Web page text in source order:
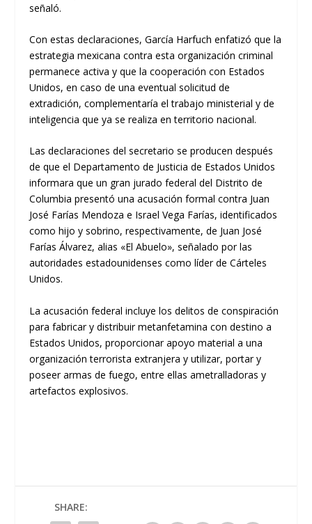
señaló.
Con estas declaraciones, García Harfuch enfatizó que la
estrategia mexicana contra esta organización criminal
permanece activa y que la cooperación con Estados
Unidos, en caso de una eventual solicitud de
extradición, complementaría el trabajo ministerial y de
inteligencia que ya se realiza en territorio nacional.
Las declaraciones del secretario se producen después
de que el Departamento de Justicia de Estados Unidos
informara que un gran jurado federal del Distrito de
Columbia presentó una acusación formal contra Juan
José Farías Mendoza e Israel Vega Farías, identificados
como hijo y sobrino, respectivamente, de Juan José
Farías Álvarez, alias «El Abuelo», señalado por las
autoridades estadounidenses como líder de Cárteles
Unidos.
La acusación federal incluye los delitos de conspiración
para fabricar y distribuir metanfetamina con destino a
Estados Unidos, proporcionar apoyo material a una
organización terrorista extranjera y utilizar, portar y
poseer armas de fuego, entre ellas ametralladoras y
artefactos explosivos.
SHARE: